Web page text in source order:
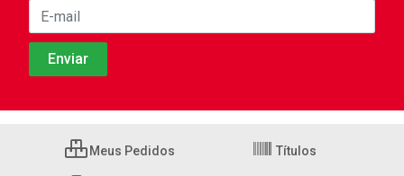
Meus Pedidos Títulos